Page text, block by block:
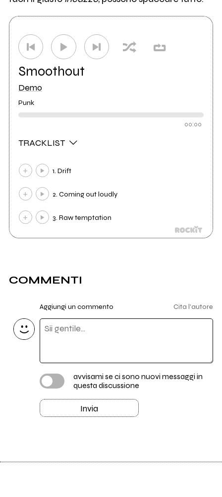
Smoothout
Demo
Punk
00:00
TRACKLIST
1. Drift
2. Coming out loudly
3. Raw temptation
COMMENTI
Aggiungi un commento Cita l'autore
avvisami se ci sono nuovi messaggi in
questa discussione
Invia